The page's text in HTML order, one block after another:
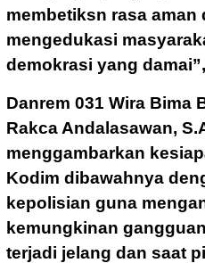
membetiksn rasa aman
mengedukasi
demokrasi yang
Danrem 031 Wira Bima
Rakca Andalasawan,
menggambarkan
Kodim dibawahnya
kepolisian guna
kemungkinan
terjadi jelang dan saat